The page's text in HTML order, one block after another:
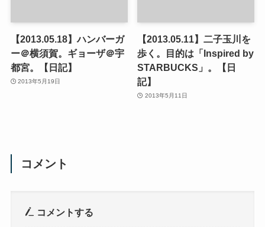
【2013.05.18】ハンバーガ
ー＠横須賀。ギョーザ＠宇
都宮。【日記】
2013年5月19日
【2013.05.11】二子玉川を
歩く。目的は「Inspired by
STARBUCKS」。【日
記】
2013年5月11日
コメント
コメントする